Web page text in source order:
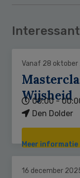
Vanaf 28 oktober
Wijsheid
00:00 -
Den Dolder
Meer informatie
16 december